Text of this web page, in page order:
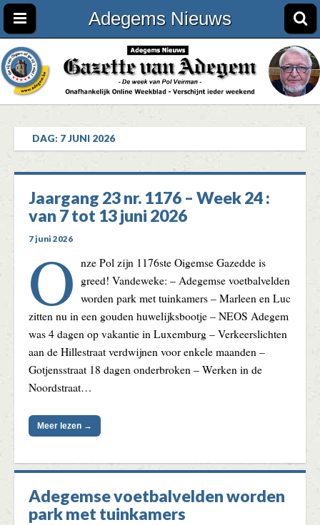
Adegems Nieuws
DAG: 7 JUNI 2026
Jaargang 23 nr. 1176 – Week 24 :
van 7 tot 13 juni 2026
7 juni 2026
O nze Pol zijn 1176ste Oigemse Gazedde is
greed! Vandeweke: – Adegemse voetbalvelden
worden park met tuinkamers – Marleen en Luc
zitten nu in een gouden huwelijksbootje – NEOS Adegem
was 4 dagen op vakantie in Luxemburg – Verkeerslichten
aan de Hillestraat verdwijnen voor enkele maanden –
Gotjensstraat 18 dagen onderbroken – Werken in de
Noordstraat…
Meer lezen →
Adegemse voetbalvelden worden
park met tuinkamers